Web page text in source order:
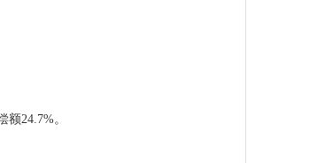
24.7%。